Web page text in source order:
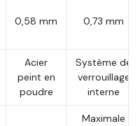
0,58 mm 0,73 mm
Acier
peint en
poudre
Système de
verrouillage
interne
Maximale